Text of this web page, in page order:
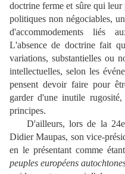
doctrine ferme et sûre qui
politiques non négociables,
d'accommodements liés
L'absence de doctrine fait
variations, substantielles ou
intellectuelles, selon les
pensent devoir faire pour
garder d'une inutile
principes.
D'ailleurs, lors de la 24e
Didier Maupas, son vice-
en le présentant comme
peuples européens